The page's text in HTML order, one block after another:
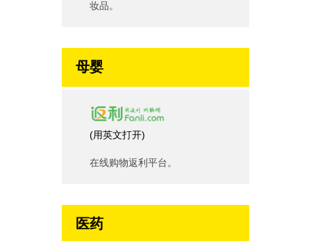
妆品。
母婴
(用英文打开)
在线购物返利平台。
医药